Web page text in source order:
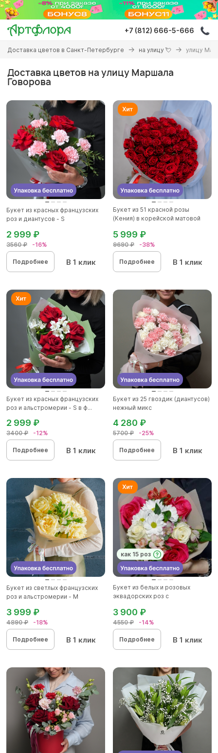
Перейти
основному
содержанию
+7 (812) 666-5-666
Вы
здесь
Доставка цветов в Санкт-Петербурге на улицу 💘 улицу
Доставка цветов на улицу Маршала
Говорова
Букет из красных французских
роз и диантусов - S
3560 ₽ -16%
2 999 ₽
Подробнее В 1 клик
Букет из 51 красной розы
(Кения) в корейской матовой
9690 ₽ -38%
5 999 ₽
Подробнее В 1 клик
Букет из красных французских
роз и альстромерии - S в ф...
3400 ₽ -12%
2 999 ₽
Подробнее В 1 клик
Букет из 25 гвоздик (диантусов)
нежный микс
5700 ₽ -25%
4 280 ₽
Подробнее В 1 клик
Букет из светлых французских
роз и альстромерии - М
4890 ₽ -18%
3 999 ₽
Подробнее В 1 клик
как 15 роз
Букет из белых и розовых
эквадорских роз с
4550 ₽ -14%
3 900 ₽
Подробнее В 1 клик